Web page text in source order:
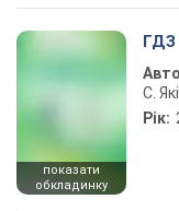
показати
обкладинку
ГДЗ
С.
Рік: